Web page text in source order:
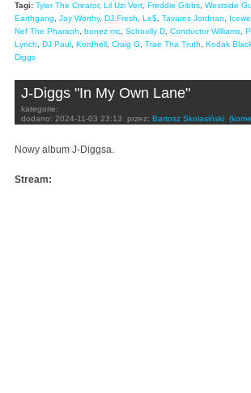
Tagi: Tyler The Creator, Lil Uzi Vert, Freddie Gibbs, Westside
Earthgang, Jay Worthy, DJ.Fresh, Le$, Tavares Jordnan,
Nef The Pharaoh, bonez mc, Schoolly D, Conductor Williams,
Lynch, DJ Paul, Kordhell, Craig G, Trae Tha Truth, Kodak
Diggs
J-Diggs "In My Own Lane"
kategorie:
dodano: 2024-11-03 23:13 przez: Bartosz Skolasiński
Nowy album J-Diggsa.
Stream: